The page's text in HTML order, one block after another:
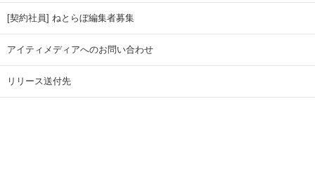
[契約社員] ねとらぼ編集者募集
アイティメディアへのお問い合わせ
リリース送付先